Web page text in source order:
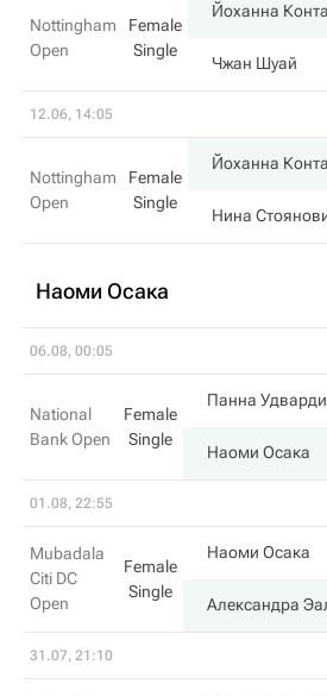
Nottingham
Open
Female
Single
Йоханна Конта
Чжан Шуай
12.06, 14:05
Nottingham
Open
Female
Single
Йоханна Конта
Нина
Наоми Осака
06.08, 00:05
National
Bank Open
Female
Single
Панна Удварди
Наоми Осака
01.08, 22:55
Mubadala
Citi DC
Open
Female
Single
Наоми Осака
Александра
31.07, 21:10